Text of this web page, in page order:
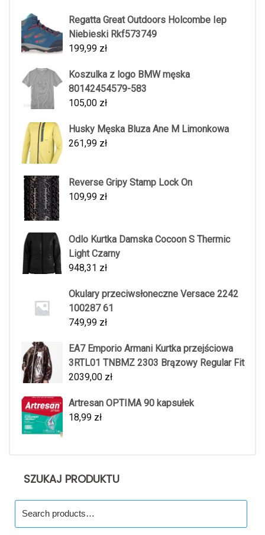
Regatta Great Outdoors Holcombe Iep
Niebieski Rkf573749
199,99 zł
Koszulka z logo BMW męska
80142454579-583
105,00 zł
Husky Męska Bluza Ane M Limonkowa
261,99 zł
Reverse Gripy Stamp Lock On
109,99 zł
Odlo Kurtka Damska Cocoon S Thermic
Light Czarny
948,31 zł
Okulary przeciwsłoneczne Versace 2242
100287 61
749,99 zł
EA7 Emporio Armani Kurtka przejściowa
3RTL01 TNBMZ 2303 Brązowy Regular Fit
2039,00 zł
Artresan OPTIMA 90 kapsułek
18,99 zł
SZUKAJ PRODUKTU
for: